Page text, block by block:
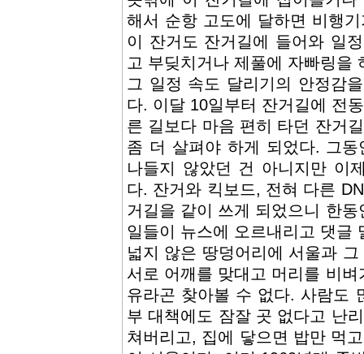
해서 순항 고도에 달하면 비행
이 잔거도 잔거길에 들어와 일
고 부딪치거나 제풀에 자빠링을
그 일정 속도 달리기의 안정감
다. 이달 10일부터 잔거길에 전
른 길보다 마음 편히 타던 잔거
좀 더 살펴야 하게 되었다. 그
나들지 않았던 건 아니지만 이
다. 잔거와 킥보드, 전혀 다른
거길을 같이 쓰게 되었으니 한
일들이 뉴스에 오르내리고 댓글
넓지 않은 땅덩어리에 서울과
서로 어깨를 맞대고 머리를 비
유라곤 찾아볼 수 없다. 사람도
부 대책에도 잠잘 곳 없다고 난
쳐버리고, 집에 닿으면 밥만 먹